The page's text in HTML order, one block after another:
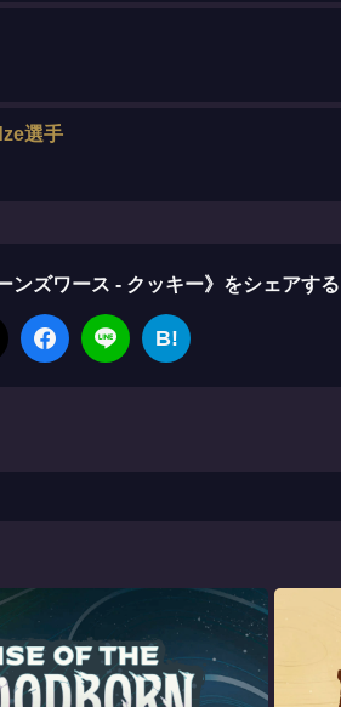
選手
ンズワース - クッキー》をシェアする
B!